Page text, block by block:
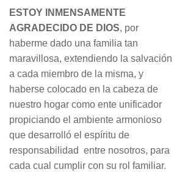
ESTOY INMENSAMENTE
AGRADECIDO DE DIOS, por
haberme dado una familia tan
maravillosa, extendiendo la salvación
a cada miembro de la misma, y
haberse colocado en la cabeza de
nuestro hogar como ente unificador
propiciando el ambiente armonioso
que desarrolló el espíritu de
responsabilidad entre nosotros, para
cada cual cumplir con su rol familiar.